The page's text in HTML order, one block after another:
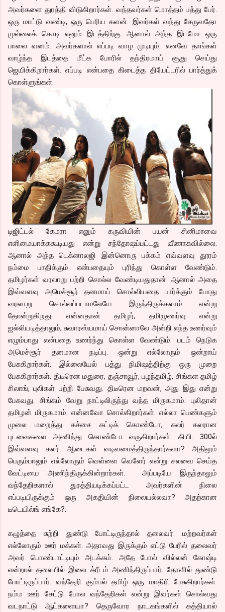
அவர்களை துரத்தி விடுகிறார்கள். வந்தவர்கள் மொத்தம் பத்து பேர்.
ஒரு மாட்டு வண்டி, ஒரு பெரிய களன். இவர்கள் வந்து சேருவதோ
முல்லைக் கொடி எனும் இடத்திற்கு. ஆனால் அந்த இடமோ ஒரு
பாலை வனம். அவர்களால் எப்படி வாழ முடியும். எனவே தாங்கள்
வாழ்ந்த இடத்தை மீட்க போரில் தந்திரமாய் சூது செய்து
ஜெயிக்கிறார்கள். எப்படி என்பதை கிடைத்த தியேட்டரில் பார்த்துக்
கொள்ளுங்கள்.
டிஜிட்டல் கேமரா எனும் கருவியின் பயன் சினிமாவை
எளிமையாக்ககூடியது என்று சந்தோஷப்பட்டது வீணாகவில்லை.
ஆனால் அந்த டெக்னாலஜி இன்னொரு பக்கம் எவ்வளவு தூரம்
நம்மை பாதிக்கும் என்பதையும் புரிந்து கொள்ள வேண்டும்.
தமிழர்கள் வரலாறு பற்றி சொல்ல வேண்டியதுதான். ஆனால் அதை
இவ்வளவு அமெச்சூர் தனமாய் சொல்லியதை பார்க்கும் போது
வரலாறு சொல்லப்படாமலேயே இருந்திருக்கலாம் என்று
தோன்றுகிறது. என்னதான் தமிழர், தமிழுணர்வு என்று
ஜல்லியடித்தாலும், சுவாரஸ்யமாய் சொன்னாலே அன்றி எந்த உணர்வும்
எழும்பாது என்பதை உணர்ந்து கொள்ள வேண்டும். படம் நெடுக
அமெச்சூர் தனமான நடிப்பு. ஒன்று எல்லோரும் ஒன்றாய்
பேசுகிறார்கள். இல்லையேல் பத்து நிமிஷத்திற்கு ஒரு முறை
பேசுகிறார்கள். திடீரென மதுரை, தஞ்சாவூர், பழந்தமிழ், சிங்கள தமிழ்
சிலாங், புலிகள் பற்றி பேசுவது. திடீரென மறவன், அது இது என்று
பேசுவது. சிங்கம் வேறு நாட்டிலிருந்து வந்த மிருகமாம். புலிதான்
தமிழன் மிருகமாம். என்னவோ சொல்கிறார்கள். எல்லா பெண்களும்
முலை மறைத்து கச்சை கட்டிக் கொண்டோ, கலர் கலரான
புடவைகளை அணிந்து கொண்டோ வருகிறார்கள். கி.பி. 300ல்
இவ்வளவு கலர் ஆடைகள் வடிவமைத்திருந்தார்களா? அதிலும்
பெரும்பாலும் எல்லோரும் வெள்ளை வெளேர் என்று சலவை செய்த
வேட்டியை அணிந்திருக்கின்றார்கள். அப்படியே இருந்தாலும்
வந்தேறிகளால் துரத்தியடிக்கப்பட்ட அவர்களின் நிலை
எப்படியிருக்கும் ஒரு அகதியின் நிலையல்லவா? அதற்கான
டீடெயில்ங் எங்கே?.
கழுத்தை சுற்றி துண்டு போட்டிருந்தால் தலைவர். மற்றவர்கள்
எல்லோரும் ஊர் மக்கள். அதாவது இருக்கும் எட்டு பேரில் தலைவர்
அவர் பொண்டாட்டியும் அடக்கம். அதே போல் வில்லன் கோஷ்டி
என்றால் தலையில் இலை க்ரீடம் அணிந்திருப்பார். தோளில் துண்டு
போட்டிருப்பார். வந்தேறி கும்பல் தமிழ் ஒரு மாதிரி பேசுகிறார்கள்.
நம்ம ஊர் சேட்டு போல வந்தேறிகள் என்று இவர்கள் சொல்வது
வடநாட்டு ஆட்களையா? தெருவோர நாடகங்களில் கத்தியால்